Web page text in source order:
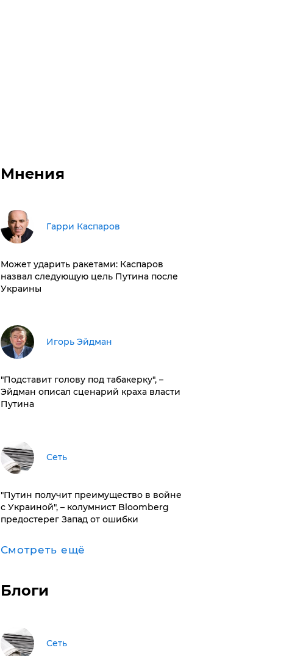
Мнения
Гарри Каспаров
Может ударить ракетами: Каспаров
назвал следующую цель Путина после
Украины
Игорь Эйдман
​"Подставит голову под табакерку", –
Эйдман описал сценарий краха власти
Путина
Сеть
"Путин получит преимущество в войне
с Украиной", – колумнист Bloomberg
предостерег Запад от ошибки
Смотреть ещё
Блоги
Сеть